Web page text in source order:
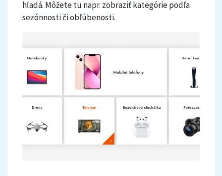
hľadá. Môžete tu napr. zobraziť kategórie podľa
sezónnosti či obľúbenosti.